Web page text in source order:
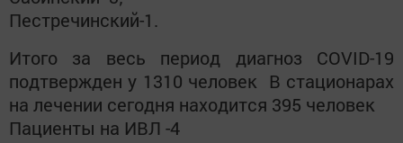
Пестречинский-1.
Итого за весь период диагноз COVID-19
подтвержден у 1310 человек В стационарах
на лечении сегодня находится 395 человек
Пациенты на ИВЛ -4